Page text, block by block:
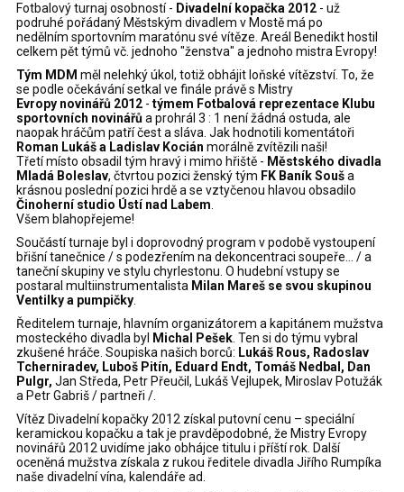
Fotbalový turnaj osobností - Divadelní kopačka 2012- už
podruhé pořádaný Městským divadlem v Mostě má po
nedělním sportovním maratónu své vítěze. Areál Benedikt hostil
celkem pět týmů vč. jednoho "ženstva" a jednoho mistra Evropy!
Tým MDM měl nelehký úkol, totiž obhájit loňské vítězství. To, že
se podle očekávání setkal ve finále právě s Mistry
Evropy novinářů 2012- týmem Fotbalová reprezentace Klubu
sportovních novinářůa prohrál 3 : 1 není žádná ostuda, ale
naopak hráčům patří čest a sláva. Jak hodnotili komentátoři
Roman Lukáš a Ladislav Kocián morálně zvítězili naši!
Třetí místo obsadil tým hravý i mimo hřiště - Městského divadla
Mladá Boleslav, čtvrtou pozici ženský tým FK Baník Souša
krásnou poslední pozici hrdě a se vztyčenou hlavou obsadilo
Činoherní studio Ústí nad Labem
Všem blahopřejeme!
Součástí turnaje byl i doprovodný program v podobě vystoupení
břišní tanečnice / s podezřením na dekoncentraci soupeře… / a
taneční skupiny ve stylu chyrlestonu. O hudební vstupy se
postaral multiinstrumentalista Milan Mareš se svou skupinou
Ventilky a pumpičky.
Ředitelem turnaje, hlavním organizátorem a kapitánem mužstva
mosteckého divadla byl Michal Pešek. Ten si do týmu vybral
zkušené hráče. Soupiska našich borců: Lukáš Rous, Radoslav
Tcherniradev, Luboš Pitín, Eduard Endt, Tomáš Nedbal, Dan
Pulgr, Jan Středa, Petr Přeučil, Lukáš Vejlupek, Miroslav Potužák
a Petr Gabriš / partneři /.
Vítěz Divadelní kopačky 2012 získal putovní cenu – speciální
keramickou kopačku a tak je pravděpodobné, že Mistry Evropy
novinářů 2012 uvidíme jako obhájce titulu i příští rok. Další
oceněná mužstva získala z rukou ředitele divadla Jiřího Rumpíka
naše divadelní vína, kalendáře ad.